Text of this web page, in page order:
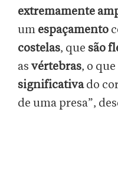
extremamente
um espaçamento
costelas, que são
as vértebras, o
significativado
de uma presa”,